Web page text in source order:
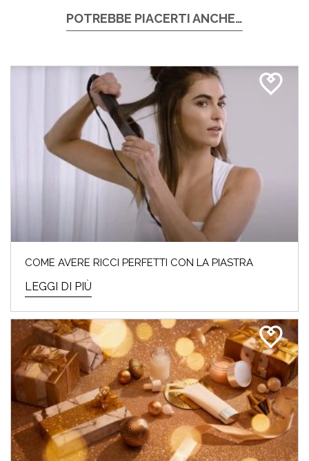
POTREBBE PIACERTI ANCHE…
COME AVERE RICCI PERFETTI CON LA PIASTRA
LEGGI DI PIÙ